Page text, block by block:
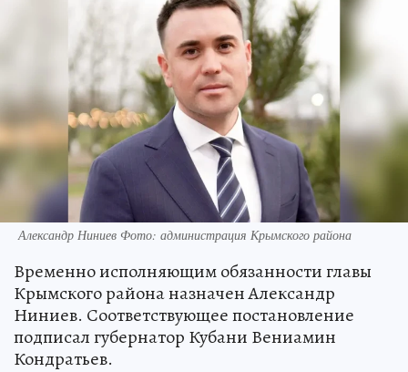
Александр Ниниев Фото: администрация Крымского района
Временно исполняющим обязанности главы
Крымского района назначен Александр
Ниниев. Соответствующее постановление
подписал губернатор Кубани Вениамин
Кондратьев.